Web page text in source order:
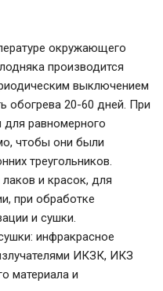
окружающего
производится
выключением
обогрева 20-60 дней. При
для равномерного
чтобы они были
треугольников.
и красок, для
при обработке
и сушки.
инфракрасное
ИКЗК, ИКЗ
материала и